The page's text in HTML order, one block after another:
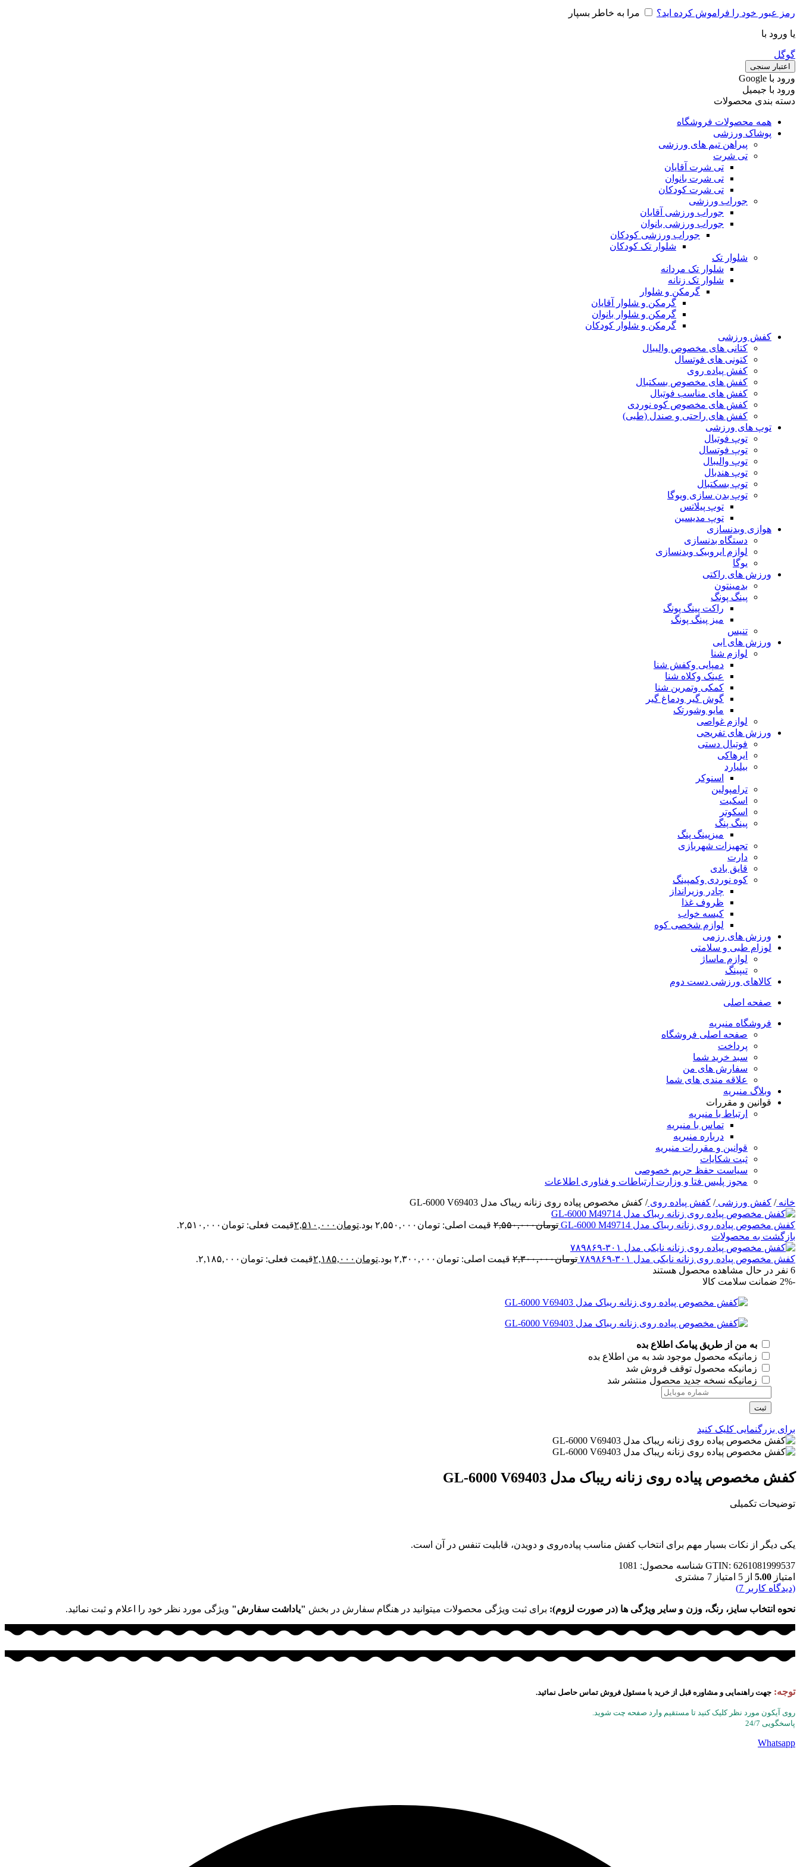
رمز عبور خود را فراموش کرده اید؟ مرا به خاطر بسپار
یا ورود با
گوگل
اعتبار سنجی
ورود با ‫Google
ورود با جیمیل
دسته بندی محصولات
همه محصولات فروشگاه
پوشاک ورزشی
پیراهن تیم های ورزشی
تی شرت
تی شرت آقایان
تی شرت بانوان
تی شرت کودکان
جوراب ورزشی
جوراب ورزشی آقایان
جوراب ورزشی بانوان
جوراب ورزشی کودکان
شلوار تک کودکان
شلوار تک
شلوار تک مردانه
شلوار تک زنانه
گرمکن و شلوار
گرمکن و شلوار آقایان
گرمکن و شلوار بانوان
گرمکن و شلوار کودکان
کفش ورزشی
کتانی های مخصوص والیبال
کتونی های فوتسال
کفش پیاده روی
کفش های مخصوص بسکتبال
کفش های مناسب فوتبال
کفش های مخصوص کوه نوردی
کفش های راحتی و صندل (طبی)
توپ های ورزشی
توپ فوتبال
توپ فوتسال
توپ والیبال
توپ هندبال
توپ بسکتبال
توپ بدن سازی ویوگا
توپ پیلاتس
توپ مدیسین
هوازی وبدنسازی
دستگاه بدنسازی
لوازم ایروبیک وبدنسازی
یوگا
ورزش های راکتی
بدمینتون
پینگ پونگ
راکت پینگ پونگ
میز پینگ پونگ
تنیس
ورزش های ابی
لوازم شنا
دمپایی وکفش شنا
عینک وکلاه شنا
کمکی وتمرین شنا
گوش گیر ودماغ گیر
مایو وشورتک
لوازم غواصی
ورزش های تفریحی
فوتبال دستی
ایرهاکی
بیلیارد
اسنوکر
ترامپولین
اسکیت
اسکوتر
پینگ پنگ
میزپینگ پنگ
تجهیزات شهربازی
دارت
قایق بادی
کوه نوردی وکمپینگ
چادر وزیرانداز
ظروف غذا
کیسه خواب
لوازم شخصی کوه
ورزش های رزمی
لوزام طبی و سلامتی
لوازم ماساژ
تیپینگ
کالاهای ورزشی دست دوم
صفحه اصلی
فروشگاه منیریه
صفحه اصلی فروشگاه
پرداخت
سبد خرید شما
سفارش های من
علاقه مندی های شما
وبلاگ منیریه
قوانین و مقررات
ارتباط با منیریه
تماس با منیریه
درباره منیریه
قوانین و مقررات منیریه
ثبت شکایات
سیاست حفظ حریم خصوصی
مجوز پلیس فتا و وزارت ارتباطات و فناوری اطلاعات
خانه/ کفش ورزشی/ کفش پیاده روی/ کفش مخصوص پیاده روی زنانه ریباک مدل GL-6000 V69403
کفش مخصوص پیاده روی زنانه ریباک مدل GL-6000 M49714 تومان۲,۵۵۰,۰۰۰ قیمت اصلی: تومان۲,۵۵۰,۰۰۰ بود. تومان ۲,۵۱۰,۰۰۰قیمت فعلی: تومان۲,۵۱۰,۰۰۰.
بازگشت به محصولات
کفش مخصوص پیاده روی زنانه نایکی مدل ۳۰۱-۷۸۹۸۶۹ تومان۲,۳۰۰,۰۰۰ قیمت اصلی: تومان۲,۳۰۰,۰۰۰ بود. تومان ۲,۱۸۵,۰۰۰قیمت فعلی: تومان۲,۱۸۵,۰۰۰.
6 نفر در حال مشاهده محصول هستند
-2%
ضمانت سلامت کالا
به من از طریق پیامک اطلاع بده
زمانیکه محصول موجود شد به من اطلاع بده
زمانیکه محصول توقف فروش شد
زمانیکه نسخه جدید محصول منتشر شد
ثبت
برای بزرگنمایی کلیک کنید
کفش مخصوص پیاده روی زنانه ریباک مدل GL-6000 V69403
توضیحات تکمیلی
یکی دیگر از نکات بسیار مهم برای انتخاب کفش مناسب پیاده‌روی و دویدن، قابلیت تنفس در آن است.
GTIN: 6261081999537 شناسه محصول: 1081
امتیاز 5.00 از 5 امتیاز 7 مشتری
(دیدگاه کاربر 7
)
نحوه انتخاب سایز، رنگ، وزن و سایر ویژگی ها (در صورت لزوم): برای ثبت ویژگی محصولات میتوانید در هنگام سفارش در بخش "یاداشت سفارش" ویژگی مورد نظر خود را اعلام و ثبت نمائید.
توجه: جهت راهنمایی و مشاوره قبل از خرید با مسئول فروش تماس حاصل نمائید.
روی آیکون مورد نظر کلیک کنید تا مستقیم وارد صفحه چت شوید.
پاسخگویی 24/7
Whatsapp